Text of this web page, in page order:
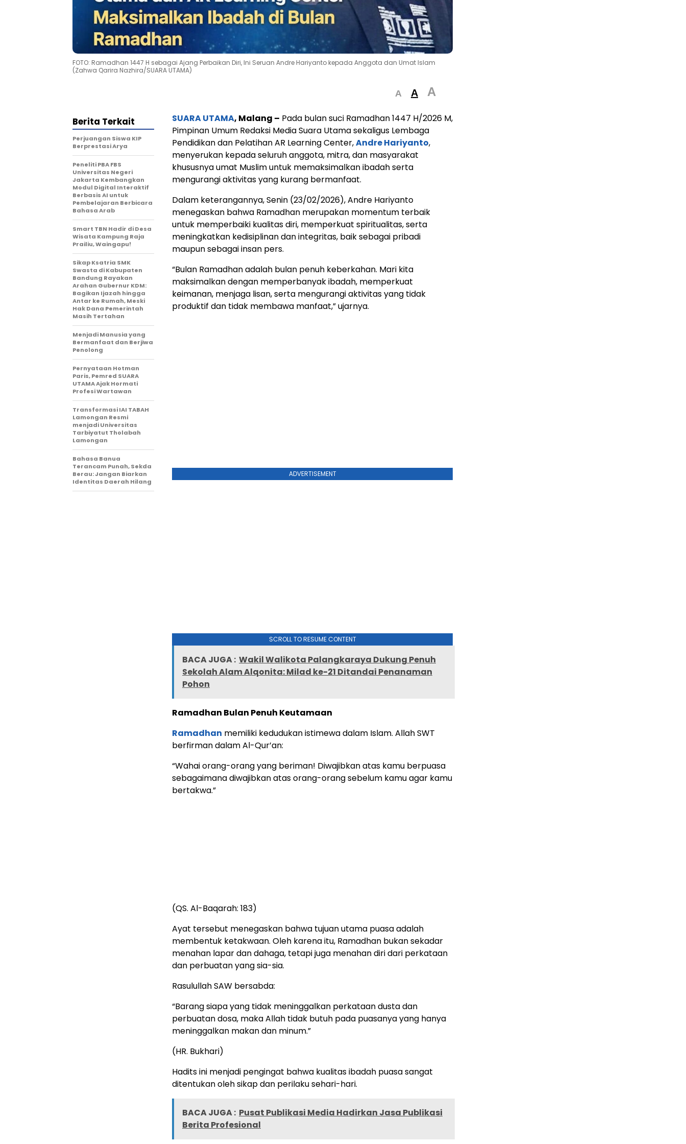
FOTO: Ramadhan 1447 H sebagai Ajang Perbaikan Diri, Ini Seruan Andre Hariyanto kepada Anggota dan Umat Islam
(Zahwa Qarira Nazhira/SUARA UTAMA)
A A A
SUARA UTAMA, Malang – Pada bulan suci Ramadhan 1447 H/2026 M,
Pimpinan Umum Redaksi Media Suara Utama sekaligus Lembaga
Pendidikan dan Pelatihan AR Learning Center,Andre Hariyanto,
menyerukan kepada seluruh anggota, mitra, dan masyarakat
khususnya umat Muslim untuk memaksimalkan ibadah serta
mengurangi aktivitas yang kurang bermanfaat.
Dalam keterangannya, Senin (23/02/2026), Andre Hariyanto
menegaskan bahwa Ramadhan merupakan momentum terbaik
untuk memperbaiki kualitas diri, memperkuat spiritualitas, serta
meningkatkan kedisiplinan dan integritas, baik sebagai pribadi
maupun sebagai insan pers.
“Bulan Ramadhan adalah bulan penuh keberkahan. Mari kita
maksimalkan dengan memperbanyak ibadah, memperkuat
keimanan, menjaga lisan, serta mengurangi aktivitas yang tidak
produktif dan tidak membawa manfaat,” ujarnya.
ADVERTISEMENT
SCROLL TO RESUME CONTENT
BACA JUGA : Wakil Walikota Palangkaraya Dukung Penuh
Sekolah Alam Alqonita: Milad ke-21 Ditandai Penanaman
Pohon
Ramadhan Bulan Penuh Keutamaan
Ramadhan memiliki kedudukan istimewa dalam Islam. Allah SWT
berfirman dalam Al-Qur’an:
“Wahai orang-orang yang beriman! Diwajibkan atas kamu berpuasa
sebagaimana diwajibkan atas orang-orang sebelum kamu agar kamu
bertakwa.”
(QS. Al-Baqarah: 183)
Ayat tersebut menegaskan bahwa tujuan utama puasa adalah
membentuk ketakwaan. Oleh karena itu, Ramadhan bukan sekadar
menahan lapar dan dahaga, tetapi juga menahan diri dari perkataan
dan perbuatan yang sia-sia.
Rasulullah SAW bersabda:
“Barang siapa yang tidak meninggalkan perkataan dusta dan
perbuatan dosa, maka Allah tidak butuh pada puasanya yang hanya
meninggalkan makan dan minum.”
(HR. Bukhari)
Hadits ini menjadi pengingat bahwa kualitas ibadah puasa sangat
ditentukan oleh sikap dan perilaku sehari-hari.
BACA JUGA : Pusat Publikasi Media Hadirkan Jasa Publikasi
Berita Profesional
Berita Terkait
Perjuangan Siswa KIP
Berprestasi Arya
Peneliti PBA FBS
Universitas Negeri
Jakarta Kembangkan
Modul Digital Interaktif
Berbasis AI untuk
Pembelajaran Berbicara
Bahasa Arab
Smart TBN Hadir di Desa
Wisata Kampung Raja
Prailiu, Waingapu!
Sikap Ksatria SMK
Swasta di Kabupaten
Bandung Rayakan
Arahan Gubernur KDM:
Bagikan Ijazah hingga
Antar ke Rumah, Meski
Hak Dana Pemerintah
Masih Tertahan
Menjadi Manusia yang
Bermanfaat dan Berjiwa
Penolong
Pernyataan Hotman
Paris, Pemred SUARA
UTAMA Ajak Hormati
Profesi Wartawan
Transformasi IAI TABAH
Lamongan Resmi
menjadi Universitas
Tarbiyatut Tholabah
Lamongan
Bahasa Banua
Terancam Punah, Sekda
Berau: Jangan Biarkan
Identitas Daerah Hilang